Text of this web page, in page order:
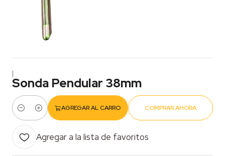
|
Sonda Pendular 38mm
Cantidad
AGREGAR AL CARRO COMPRAR AHORA
Agregar a la lista de favoritos